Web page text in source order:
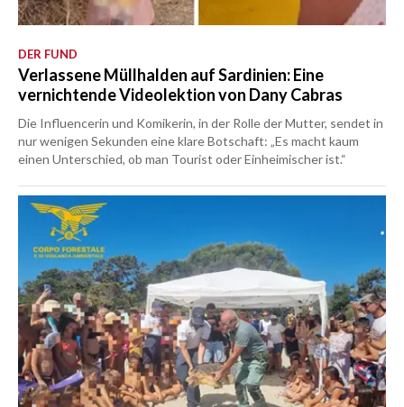
DER FUND
Verlassene Müllhalden auf Sardinien: Eine
vernichtende Videolektion von Dany Cabras
Die Influencerin und Komikerin, in der Rolle der Mutter, sendet in
nur wenigen Sekunden eine klare Botschaft: „Es macht kaum
einen Unterschied, ob man Tourist oder Einheimischer ist.“